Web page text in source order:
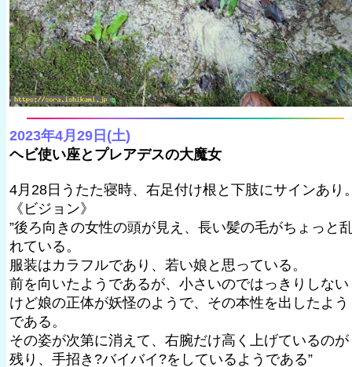
2023年4月29日(土)
ヘビ使い座とプレアデスの大魔女
4月28日うたた寝時、右足付け根と下肢にサインあり
《ビジョン》
”後ろ向きの女性の頭が見え、長い髪の毛がちょっと
れている。
服装はカラフルであり、若い娘と思っている。
前を向いたようであるが、小さいのではっきりしない
けど娘の正体が妖怪のようで、その本性を出したよう
である。
その姿が次第に消えて、右腕だけ高く上げているのが
残り、手招き?バイバイ?をしているようである”